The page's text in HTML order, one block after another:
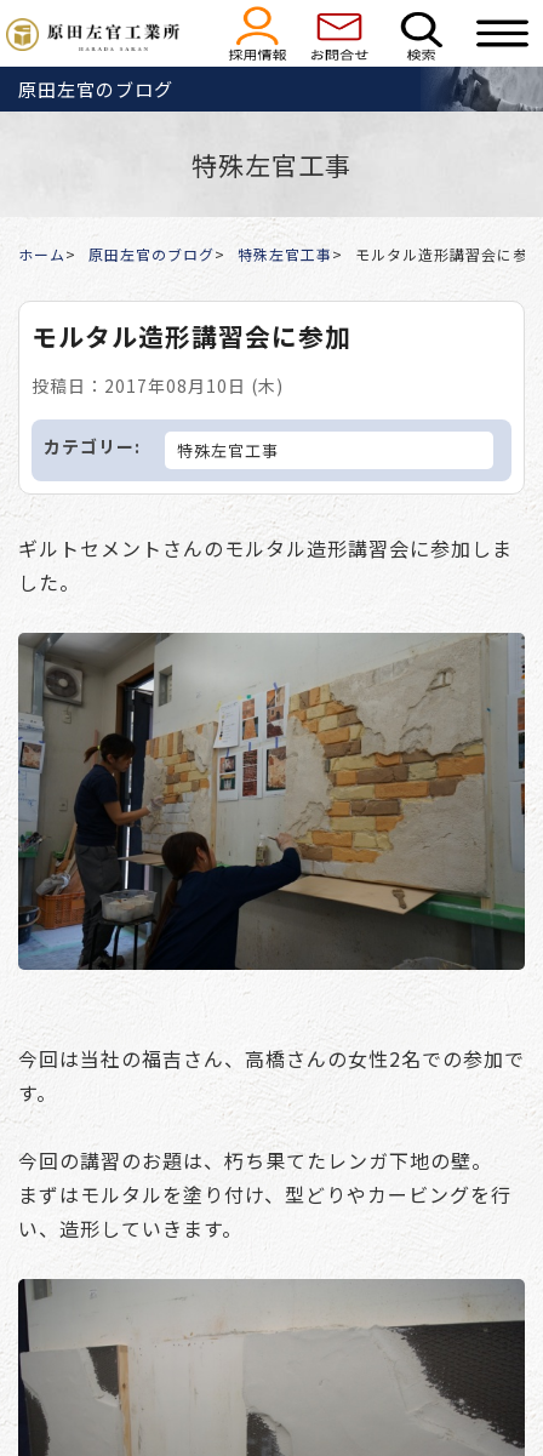
原田左官のブログ
特殊左官工事
ホーム 原田左官のブログ 特殊左官工事 モルタル造形講習会に参加
モルタル造形講習会に参加
投稿日：2017年08月10日 (木)
カテゴリー: 特殊左官工事
ギルトセメントさんのモルタル造形講習会に参加しま
した。
今回は当社の福吉さん、高橋さんの女性2名での参加で
す。
今回の講習のお題は、朽ち果てたレンガ下地の壁。
まずはモルタルを塗り付け、型どりやカービングを行
い、造形していきます。